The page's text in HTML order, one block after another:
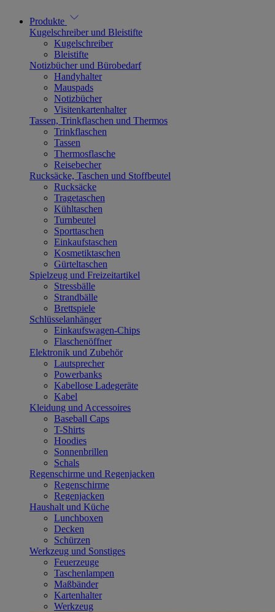
Produkte
Kugelschreiber und Bleistifte
Kugelschreiber
Bleistifte
Notizbücher und Bürobedarf
Handyhalter
Mauspads
Notizbücher
Visitenkartenhalter
Tassen, Trinkflaschen und Thermos
Trinkflaschen
Tassen
Thermosflasche
Reisebecher
Rucksäcke, Taschen und Stoffbeutel
Rucksäcke
Tragetaschen
Kühltaschen
Turnbeutel
Sporttaschen
Einkaufstaschen
Kosmetiktaschen
Gürteltaschen
Spielzeug und Freizeitartikel
Stressbälle
Strandbälle
Brettspiele
Schlüsselanhänger
Einkaufswagen-Chips
Flaschenöffner
Elektronik und Zubehör
Lautsprecher
Powerbanks
Kabellose Ladegeräte
Kabel
Kleidung und Accessoires
Baseball Caps
T-Shirts
Hoodies
Sonnenbrillen
Schals
Regenschirme und Regenjacken
Regenschirme
Regenjacken
Haushalt und Küche
Lunchboxen
Decken
Schürzen
Werkzeug und Sonstiges
Feuerzeuge
Taschenlampen
Maßbänder
Kartenhalter
Werkzeug